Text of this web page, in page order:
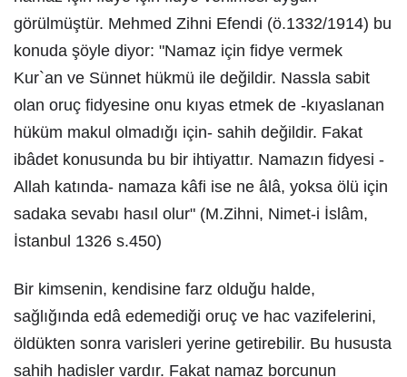
görülmüştür. Mehmed Zihni Efendi (ö.1332/1914) bu
konuda şöyle diyor: "Namaz için fidye vermek
Kur`an ve Sünnet hükmü ile değildir. Nassla sabit
olan oruç fidyesine onu kıyas etmek de -kıyaslanan
hüküm makul olmadığı için- sahih değildir. Fakat
ibâdet konusunda bu bir ihtiyattır. Namazın fidyesi -
Allah katında- namaza kâfi ise ne âlâ, yoksa ölü için
sadaka sevabı hasıl olur" (M.Zihni, Nimet-i İslâm,
İstanbul 1326 s.450)
Bir kimsenin, kendisine farz olduğu halde,
sağlığında edâ edemediği oruç ve hac vazifelerini,
öldükten sonra varisleri yerine getirebilir. Bu hususta
sahih hadisler vardır. Fakat namaz borcunun